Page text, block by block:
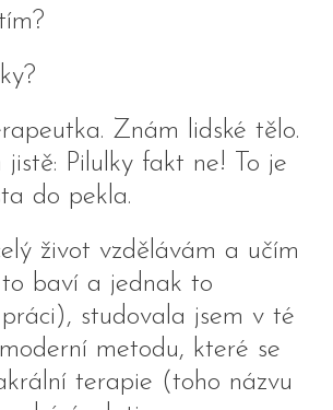
Znám lidské tělo.
Pilulky fakt ne! To je
do pekla.
život vzdělávám a učím
baví a jednak to
studovala jsem v té
metodu, které se
terapie (toho názvu